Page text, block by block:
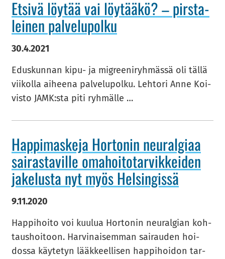
Et­si­vä löy­tää vai löy­tää­kö? – pirs­ta­
lei­nen pal­ve­lu­pol­ku
30.4.2021
Edus­kun­nan kipu- ja migree­ni­ryh­mäs­sä oli tällä
vii­kol­la ai­hee­na pal­ve­lu­pol­ku. Leh­to­ri Anne Koi­
vis­to JAMK:sta piti ryh­mäl­le …
Hap­pi­mas­ke­ja Hor­to­nin neu­ral­gi­aa
sai­ras­ta­vil­le oma­hoi­to­tar­vik­kei­den
ja­ke­lus­ta nyt myös Hel­sin­gis­sä
9.11.2020
Hap­pi­hoi­to voi kuu­lua Hor­to­nin neu­ral­gian koh­
taus­hoi­toon. Har­vi­nai­sem­man sai­rau­den hoi­
dos­sa käy­te­tyn lääk­keel­li­sen hap­pi­hoi­don tar­